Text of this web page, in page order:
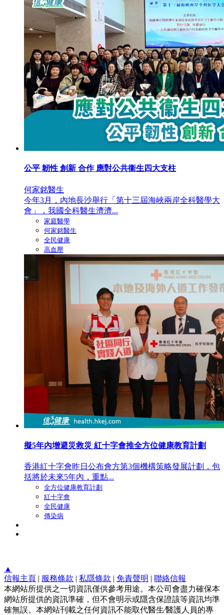
公平 韌性 創新 合作 應對公共衞生四大支柱
何家銘醫生
今年3月，內地長沙舉行「第十三屆海峽兩岸全科醫學大
會」，我國全科醫生濟濟...
家庭醫學
何家銘醫生
全民健康
高血壓
擬5年內增避災救災 紅十字會推全方位健康教育計劃
香港紅十字會昨日公布會方第3個機構策略發展計劃，包
括將於未來5年內，重點...
全方位健康教育計劃
紅十字會
全民健康
傳染病
▲
信報主頁 | 服務條款 | 私隱條款 | 免責聲明 | 聯絡信報
本網站所提供之一切資訊僅供參考用途。本公司會盡力確保本
網站所提供的資訊準確，但不會明示或隱含保證該等資訊均準
確無誤。本網站刊載之任何資訊不能取代醫生∕醫護人員的專